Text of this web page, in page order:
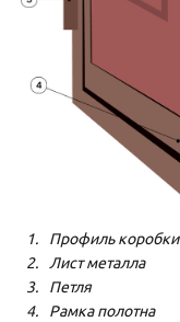
Профиль коробки
Лист металла
Петля
Рамка полотна